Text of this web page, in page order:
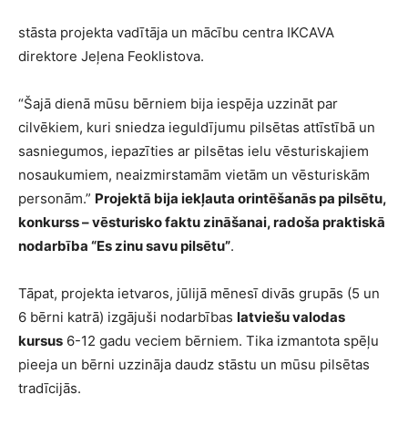
stāsta projekta vadītāja un mācību centra IKCAVA
direktore Jeļena Feoklistova.
“Šajā dienā mūsu bērniem bija iespēja uzzināt par
cilvēkiem, kuri sniedza ieguldījumu pilsētas attīstībā un
sasniegumos, iepazīties ar pilsētas ielu vēsturiskajiem
nosaukumiem, neaizmirstamām vietām un vēsturiskām
personām.” Projektā bija iekļauta orintēšanās pa pilsētu,
konkurss – vēsturisko faktu zināšanai, radoša praktiskā
nodarbība “Es zinu savu pilsētu”.
Tāpat, projekta ietvaros, jūlijā mēnesī divās grupās (5 un
6 bērni katrā) izgājuši nodarbības latviešu valodas
kursus 6-12 gadu veciem bērniem. Tika izmantota spēļu
pieeja un bērni uzzināja daudz stāstu un mūsu pilsētas
tradīcijās.